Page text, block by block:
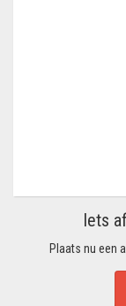
Iets
Plaats nu een